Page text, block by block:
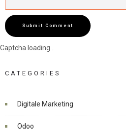
Submit Comment
Captcha loading...
CATEGORIES
Digitale Marketing
Odoo